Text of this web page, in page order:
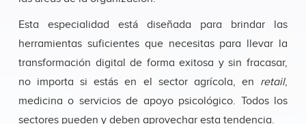
Esta especialidad está diseñada para brindar las
herramientas suficientes que necesitas para llevar la
transformación digital de forma exitosa y sin fracasar,
no importa si estás en el sector agrícola, en retail,
medicina o servicios de apoyo psicológico. Todos los
sectores pueden y deben aprovechar esta tendencia.